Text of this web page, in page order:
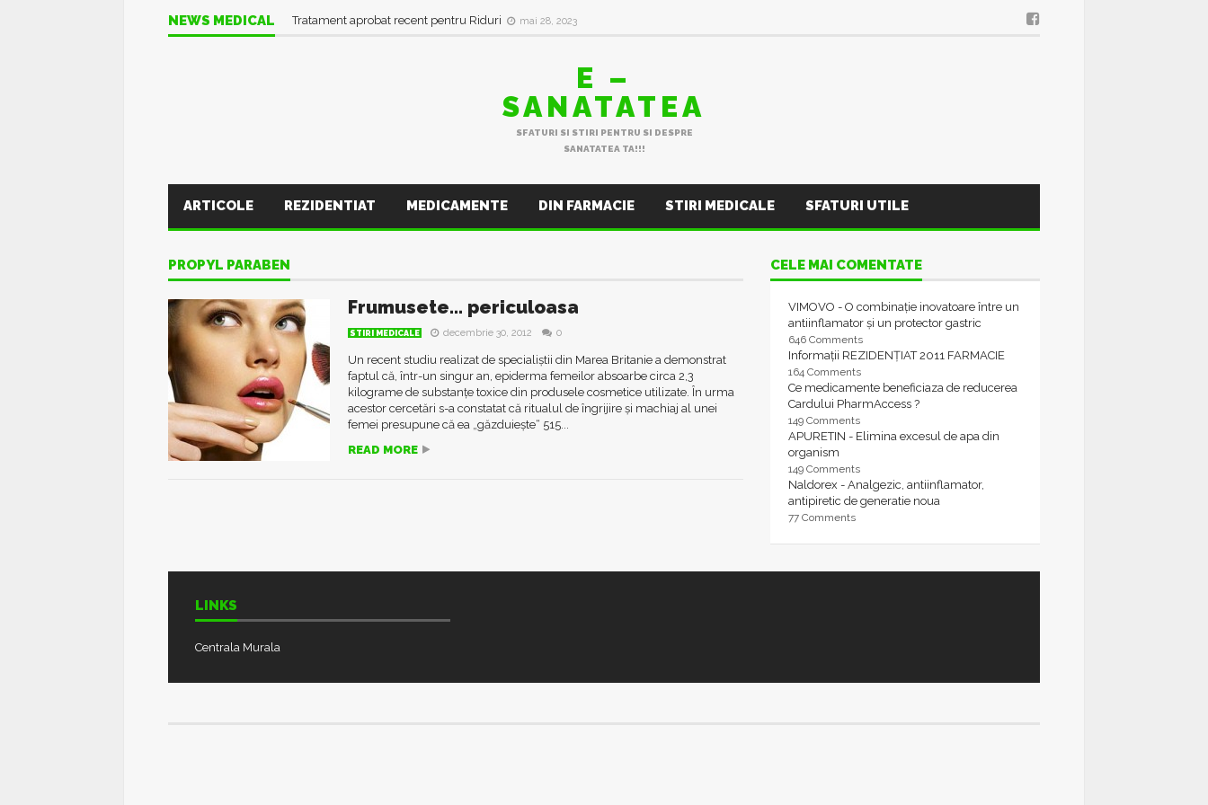
NEWS MEDICAL Tratament aprobat recent pentru Riduri mai 28, 2023
E –
SANATATEA
SFATURI SI STIRI PENTRU SI DESPRE
SANATATEA TA!!!
ARTICOLE REZIDENTIAT MEDICAMENTE DIN FARMACIE STIRI MEDICALE SFATURI UTILE
PROPYL PARABEN
Frumusete… periculoasa
STIRI MEDICALE decembrie 30, 2012 0
Un recent studiu realizat de specialiştii din Marea Britanie a demonstrat
faptul că, într-un singur an, epiderma femeilor absoarbe circa 2,3
kilograme de substanţe toxice din produsele cosmetice utilizate. În urma
acestor cercetări s-a constatat că ritualul de îngrijire şi machiaj al unei
femei presupune că ea „găzduieşte“ 515...
READ MORE
CELE MAI COMENTATE
VIMOVO - O combinație inovatoare între un
antiinflamator și un protector gastric
646 Comments
Informații REZIDENȚIAT 2011 FARMACIE
164 Comments
Ce medicamente beneficiaza de reducerea
Cardului PharmAccess ?
149 Comments
APURETIN - Elimina excesul de apa din
organism
149 Comments
Naldorex - Analgezic, antiinflamator,
antipiretic de generatie noua
77 Comments
LINKS
Centrala Murala